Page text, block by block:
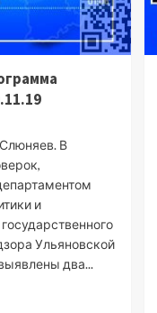
В
и
Ульяновской
два...